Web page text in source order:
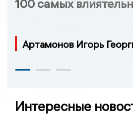
100 самых
Артамонов Игорь
Интересные